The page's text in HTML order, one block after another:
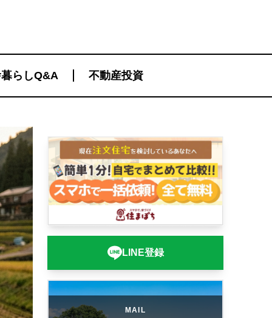
らしQ&A 不動産投資
LINE登録
MAIL